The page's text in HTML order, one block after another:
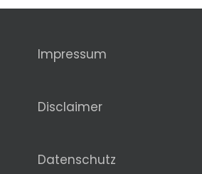
Impressum
Disclaimer
Datenschutz